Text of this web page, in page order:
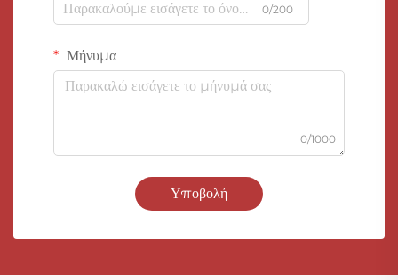
0/200
Μήνυμα
0/1000
Υποβολή